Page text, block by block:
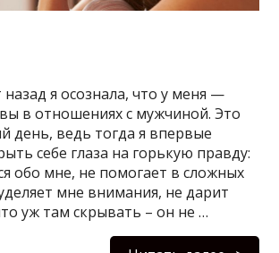
назад я осознала, что у меня —
в отношениях с мужчиной. Это
день, ведь тогда я впервые
себе глаза на горькую правду:
обо мне, не помогает в сложных
мне внимания, не дарит
уж там скрывать – он не …